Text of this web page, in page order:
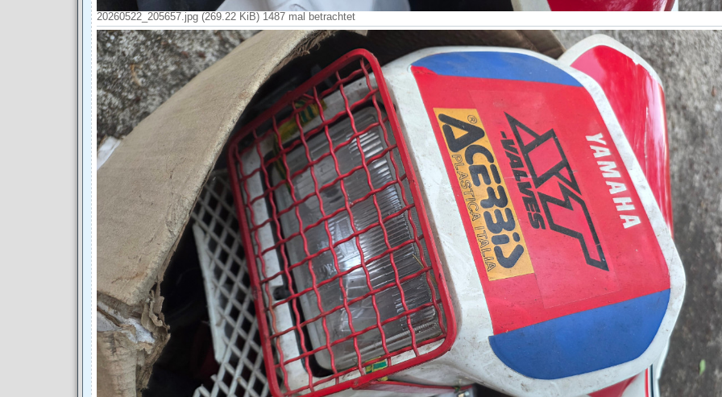
20260522_205657.jpg (269.22 KiB) 1487 mal betrachtet